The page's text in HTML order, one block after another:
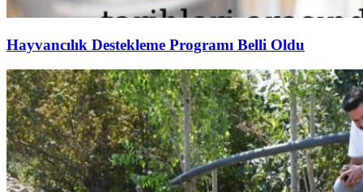
Hayvancılık Destekleme Programı Belli Oldu